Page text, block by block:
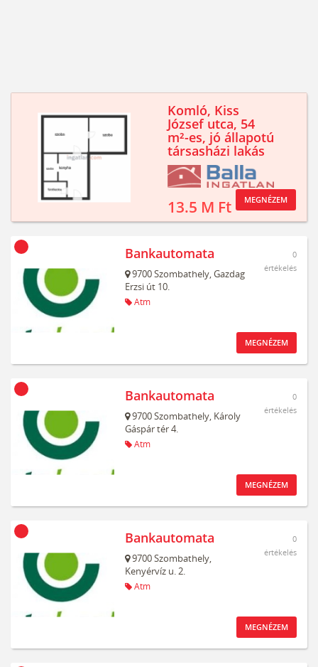
Komló, Kiss
József utca, 54
m²-es, jó állapotú
társasházi lakás
13.5 M Ft MEGNÉZEM
Bankautomata
9700Szombathely,Gazdag
Erzsi út 10.
Atm
0
értékelés
MEGNÉZEM
Bankautomata
9700Szombathely, Károly
Gáspár tér 4.
Atm
0
értékelés
MEGNÉZEM
Bankautomata
9700Szombathely,
Kenyérvíz u. 2.
Atm
0
értékelés
MEGNÉZEM